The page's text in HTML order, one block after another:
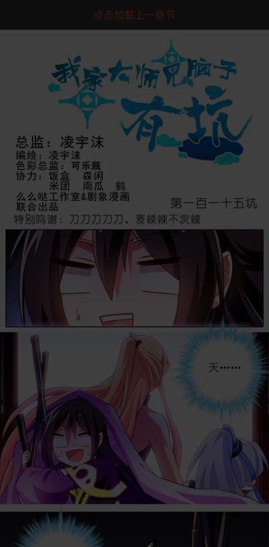
点击加载上一章节